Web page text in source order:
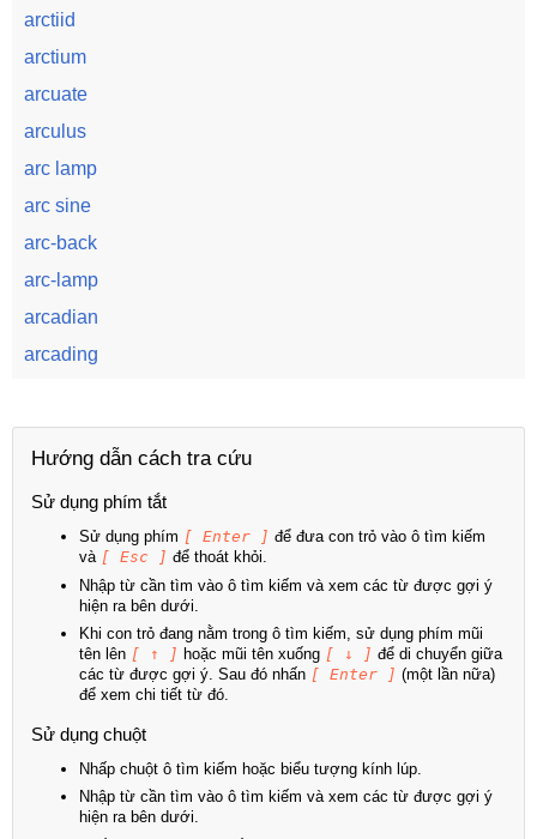
arctiid
arctium
arcuate
arculus
arc lamp
arc sine
arc-back
arc-lamp
arcadian
arcading
Hướng dẫn cách tra cứu
Sử dụng phím tắt
Sử dụng phím [ Enter ] để đưa con trỏ vào ô tìm kiếm
và [ Esc ] để thoát khỏi.
Nhập từ cần tìm vào ô tìm kiếm và xem các từ được gợi ý
hiện ra bên dưới.
Khi con trỏ đang nằm trong ô tìm kiếm, sử dụng phím mũi
tên lên [ ↑ ] hoặc mũi tên xuống [ ↓ ] để di chuyển giữa
các từ được gợi ý. Sau đó nhấn [ Enter ] (một lần nữa)
để xem chi tiết từ đó.
Sử dụng chuột
Nhấp chuột ô tìm kiếm hoặc biểu tượng kính lúp.
Nhập từ cần tìm vào ô tìm kiếm và xem các từ được gợi ý
hiện ra bên dưới.